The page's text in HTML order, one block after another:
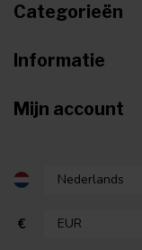
Categorieën
Informatie
Mijn account
€